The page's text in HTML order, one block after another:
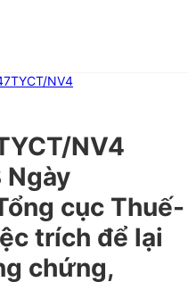
NV4
NV4
cục Thuế-
trích để lại
chứng,